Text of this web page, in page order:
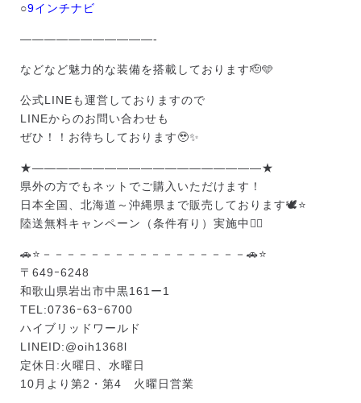
○9インチナビ
———————————-
などなど魅力的な装備を搭載しております🫡🩵
公式LINEも運営しておりますので
LINEからのお問い合わせも
ぜひ！！お待ちしております🥹✨
★———————————————————★
県外の方でもネットでご購入いただけます！
日本全国、北海道～沖縄県まで販売しております🕊️⭐
陸送無料キャンペーン（条件有り）実施中❤️‍🔥
🚗⭐－－－－－－－－－－－－－－－－－🚗⭐
〒649ｰ6248
和歌山県岩出市中黒161ー1
TEL:0736ｰ63ｰ6700
ハイブリッドワールド
LINEID:@oih1368l
定休日:火曜日、水曜日
10月より第2・第4 火曜日営業